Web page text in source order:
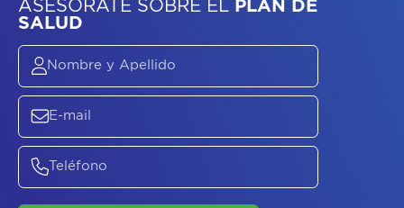
ASESORATE SOBREELPLAN DE
SALUD